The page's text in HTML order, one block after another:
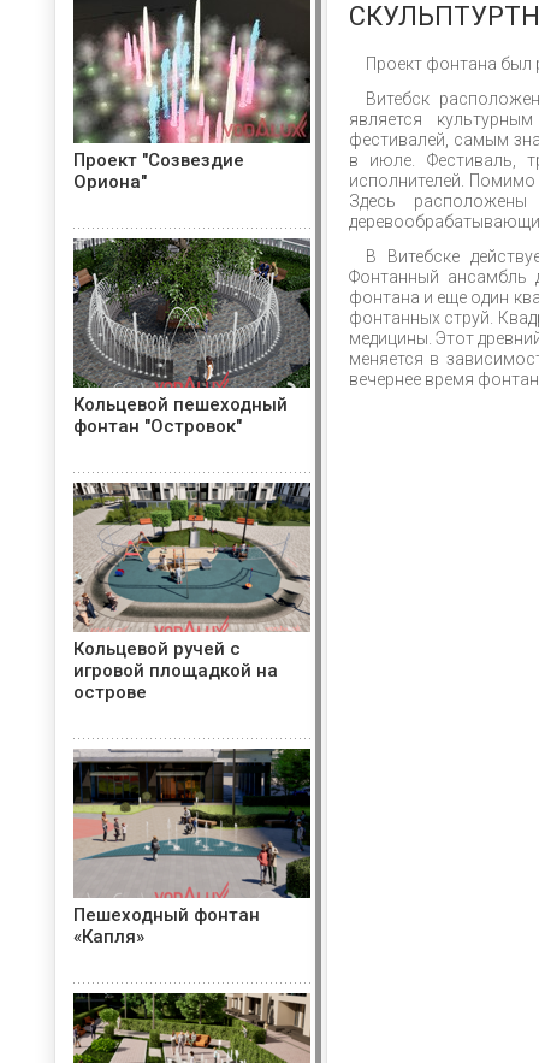
Проект фонтана был
Витебск
является
фестивалей, самым
в июле. Фестиваль,
исполнителей.
Здесь расположены
В Витебске
Фонтанный ансамбль
фонтана и еще один
фонтанных струй.
медицины. Этот
меняется в
вечернее время
Проект "Созвездие
Ориона"
Кольцевой пешеходный
фонтан "Островок"
Кольцевой ручей с
игровой площадкой на
острове
Пешеходный фонтан
«Капля»